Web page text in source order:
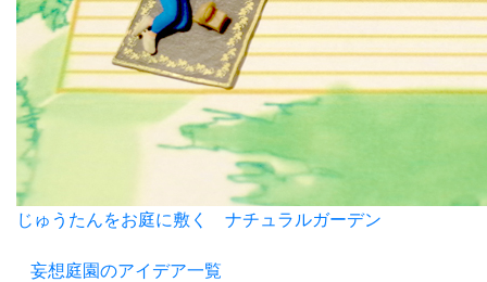
じゅうたんをお庭に敷く ナチュラルガーデン
妄想庭園のアイデア一覧